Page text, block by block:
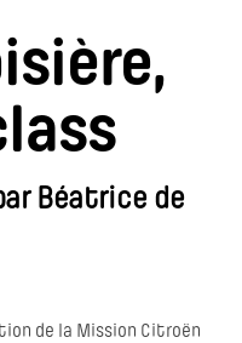
Béatrice de
de la Mission Citroën